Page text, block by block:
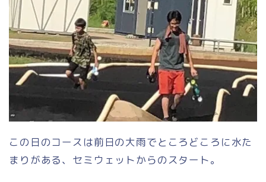
この日のコースは前日の大雨でところどころに水た
まりがある、セミウェットからのスタート。